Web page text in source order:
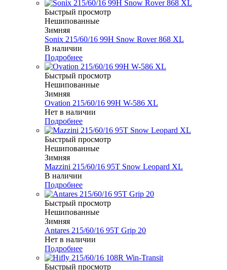
Быстрый просмотр
Нешипованные
Зимняя
Sonix 215/60/16 99H Snow Rover 868 XL
В наличии
Подробнее
Быстрый просмотр
Нешипованные
Зимняя
Ovation 215/60/16 99H W-586 XL
Нет в наличии
Подробнее
Быстрый просмотр
Нешипованные
Зимняя
Mazzini 215/60/16 95T Snow Leopard XL
В наличии
Подробнее
Быстрый просмотр
Нешипованные
Зимняя
Antares 215/60/16 95T Grip 20
Нет в наличии
Подробнее
Быстрый просмотр